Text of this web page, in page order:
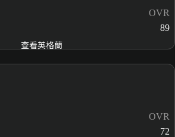
OVR
89
查看英格蘭
OVR
72